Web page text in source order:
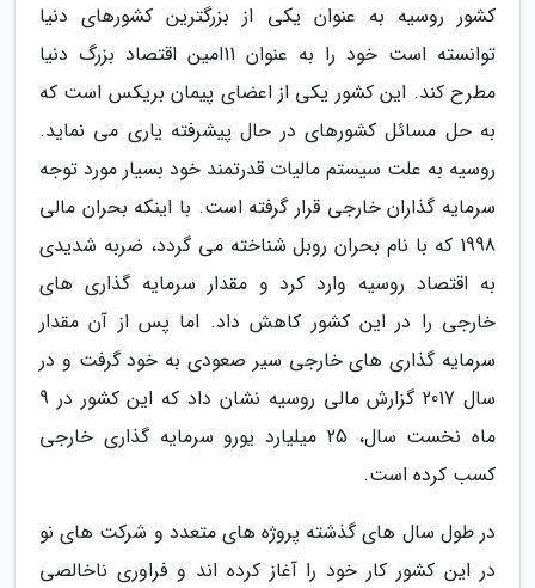
کشور روسیه به عنوان یکی از بزرگترین کشورهای دنیا
توانسته است خود را به عنوان 11امین اقتصاد بزرگ دنیا
مطرح کند. این کشور یکی از اعضای پیمان بریکس است که
به حل مسائل کشورهای در حال پیشرفته یاری می نماید.
روسیه به علت سیستم مالیات قدرتمند خود بسیار مورد توجه
سرمایه گذاران خارجی قرار گرفته است. با اینکه بحران مالی
1998 که با نام بحران روبل شناخته می گردد، ضربه شدیدی
به اقتصاد روسیه وارد کرد و مقدار سرمایه گذاری های
خارجی را در این کشور کاهش داد. اما پس از آن مقدار
سرمایه گذاری های خارجی سیر صعودی به خود گرفت و در
سال 2017 گزارش مالی روسیه نشان داد که این کشور در 9
ماه نخست سال، 25 میلیارد یورو سرمایه گذاری خارجی
کسب کرده است.
در طول سال های گذشته پروژه های متعدد و شرکت های نو
در این کشور کار خود را آغاز کرده اند و فراوری ناخالصی